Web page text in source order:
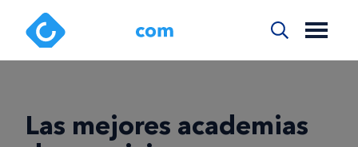
Las mejores academias